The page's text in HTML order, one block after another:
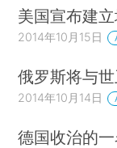
美国宣布建
2014年10月15日
俄罗斯将与
2014年10月14日
德国收治的